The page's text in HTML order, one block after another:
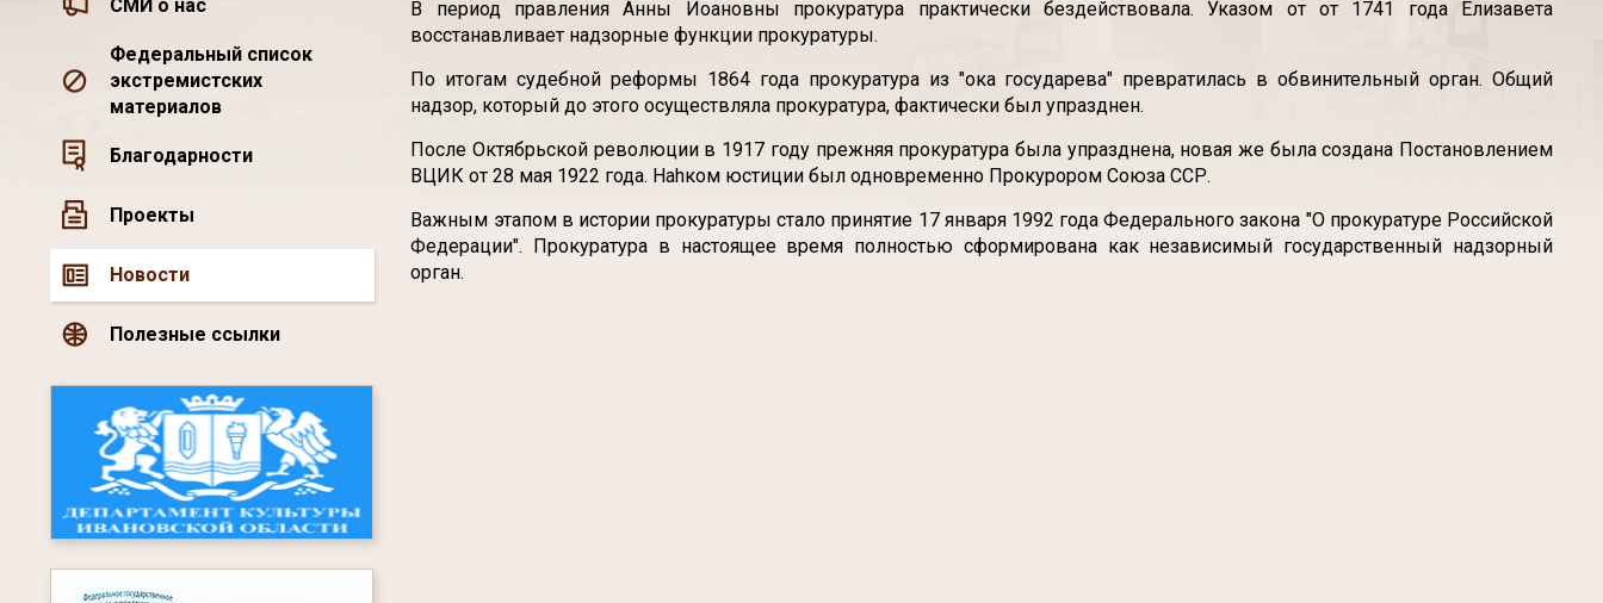
СМИ о нас
Федеральный список
экстремистских
материалов
Благодарности
Проекты
Новости
Полезные ссылки
В период правления Анны Иоановны прокуратура практически бездействовала. Указом от от 1741 года Елизавета
восстанавливает надзорные функции прокуратуры.
По итогам судебной реформы 1864 года прокуратура из "ока государева" превратилась в обвинительный орган. Общий
надзор, который до этого осуществляла прокуратура, фактически был упразднен.
После Октябрьской революции в 1917 году прежняя прокуратура была упразднена, новая же была создана Постановлением
ВЦИК от 28 мая 1922 года. Наhком юстиции был одновременно Прокурором Союза ССР.
Важным этапом в истории прокуратуры стало принятие 17 января 1992 года Федерального закона "О прокуратуре Российской
Федерации". Прокуратура в настоящее время полностью сформирована как независимый государственный надзорный
орган.